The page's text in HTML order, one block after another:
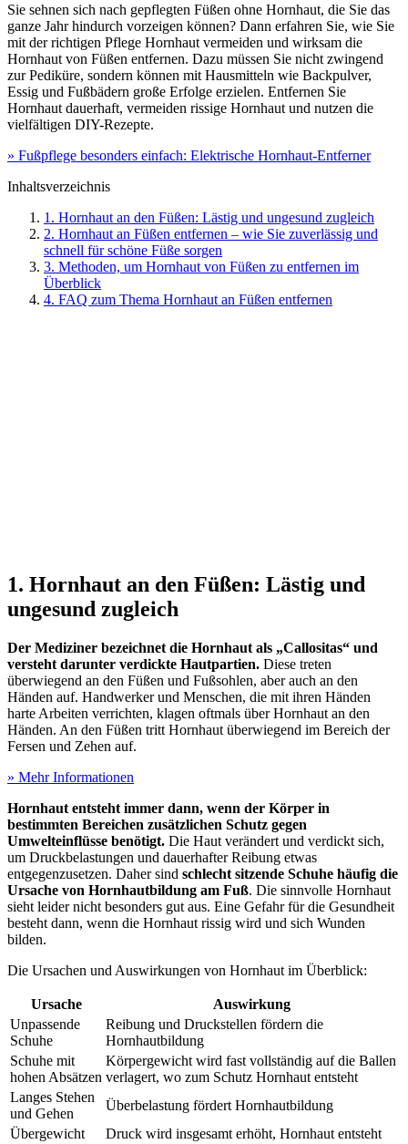
Sie sehnen sich nach gepflegten Füßen ohne Hornhaut, die Sie das
ganze Jahr hindurch vorzeigen können? Dann erfahren Sie, wie Sie
mit der richtigen Pflege Hornhaut vermeiden und wirksam die
Hornhaut von Füßen entfernen. Dazu müssen Sie nicht zwingend
zur Pediküre, sondern können mit Hausmitteln wie Backpulver,
Essig und Fußbädern große Erfolge erzielen. Entfernen Sie
Hornhaut dauerhaft, vermeiden rissige Hornhaut und nutzen die
vielfältigen DIY-Rezepte.
» Fußpflege besonders einfach: Elektrische Hornhaut-Entferner
Inhaltsverzeichnis
1. Hornhaut an den Füßen: Lästig und ungesund zugleich
2. Hornhaut an Füßen entfernen – wie Sie zuverlässig und
schnell für schöne Füße sorgen
3. Methoden, um Hornhaut von Füßen zu entfernen im
Überblick
4. FAQ zum Thema Hornhaut an Füßen entfernen
1. Hornhaut an den Füßen: Lästig und
ungesund zugleich
Der Mediziner bezeichnet die Hornhaut als „Callositas“ und
versteht darunter verdickte Hautpartien. Diese treten
überwiegend an den Füßen und Fußsohlen, aber auch an den
Händen auf. Handwerker und Menschen, die mit ihren Händen
harte Arbeiten verrichten, klagen oftmals über Hornhaut an den
Händen. An den Füßen tritt Hornhaut überwiegend im Bereich der
Fersen und Zehen auf.
» Mehr Informationen
Hornhaut entsteht immer dann, wenn der Körper in
bestimmten Bereichen zusätzlichen Schutz gegen
Umwelteinflüsse benötigt. Die Haut verändert und verdickt sich,
um Druckbelastungen und dauerhafter Reibung etwas
entgegenzusetzen. Daher sind schlecht sitzende Schuhe häufig die
Ursache von Hornhautbildung am Fuß. Die sinnvolle Hornhaut
sieht leider nicht besonders gut aus. Eine Gefahr für die Gesundheit
besteht dann, wenn die Hornhaut rissig wird und sich Wunden
bilden.
Die Ursachen und Auswirkungen von Hornhaut im Überblick:
Ursache
Auswirkung
Unpassende
Schuhe
Reibung und Druckstellen fördern die
Hornhautbildung
Schuhe mit
hohen Absätzen
Körpergewicht wird fast vollständig auf die Ballen
verlagert, wo zum Schutz Hornhaut entsteht
Langes Stehen
und Gehen
Überbelastung fördert Hornhautbildung
Übergewicht
Druck wird insgesamt erhöht, Hornhaut entsteht